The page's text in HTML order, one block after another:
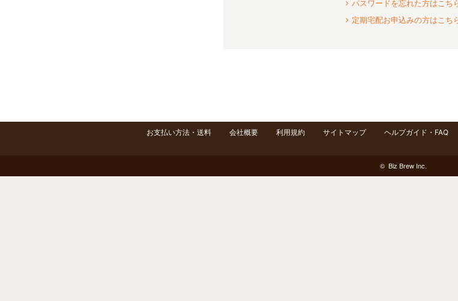
パスワードを忘れた方はこち
定期宅配お申込みの方はこち
お支払い方法・送料 会社概要 利用規約 サイトマップ ヘルプガイド・FAQ
© Biz Brew Inc.